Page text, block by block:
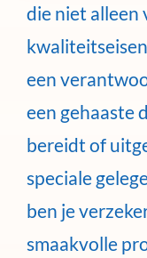
die niet alleen
een
een gehaaste
bereidt of
speciale
ben je
smaakvolle